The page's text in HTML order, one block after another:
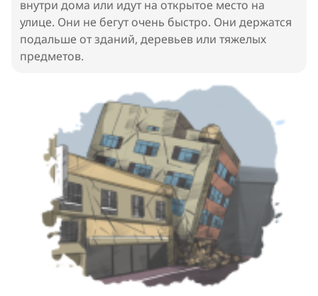
внутри дома или идут на открытое место на
улице. Они не бегут очень быстро. Они держатся
подальше от зданий, деревьев или тяжелых
предметов.